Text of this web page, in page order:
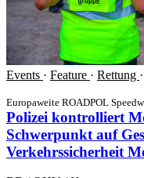
Events · Feature · Rettung ·
Europaweite ROADPOL
Polizei kontrolliert
Schwerpunkt auf
Verkehrssicherheit